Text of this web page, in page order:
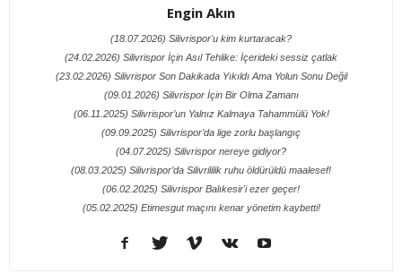
Engin Akın
(18.07.2026) Silivrispor'u kim kurtaracak?
(24.02.2026) Silivrispor İçin Asıl Tehlike: İçerideki sessiz çatlak
(23.02.2026) Silivrispor Son Dakikada Yıkıldı Ama Yolun Sonu Değil
(09.01.2026) Silivrispor İçin Bir Olma Zamanı
(06.11.2025) Silivrispor’un Yalnız Kalmaya Tahammülü Yok!
(09.09.2025) Silivrispor’da lige zorlu başlangıç
(04.07.2025) Silivrispor nereye gidiyor?
(08.03.2025) Silivrispor’da Silivrililik ruhu öldürüldü maalesef!
(06.02.2025) Silivrispor Balıkesir'i ezer geçer!
(05.02.2025) Etimesgut maçını kenar yönetim kaybetti!